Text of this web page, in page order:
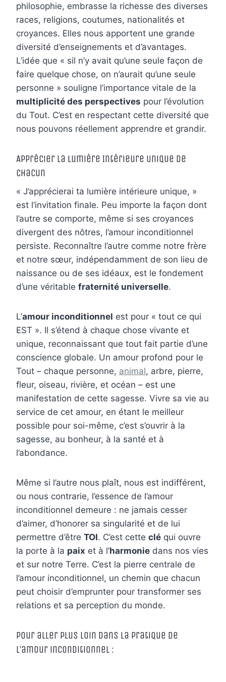
philosophie, embrasse la richesse des diverses
races, religions, coutumes, nationalités et
croyances. Elles nous apportent une grande
diversité d’enseignements et d’avantages.
L’idée que « sil n’y avait qu’une seule façon de
faire quelque chose, on n’aurait qu’une seule
personne » souligne l’importance vitale de la
multiplicité des perspectives pour l’évolution
du Tout. C’est en respectant cette diversité que
nous pouvons réellement apprendre et grandir.
Apprécier la Lumière Intérieure Unique de
Chacun
« J’apprécierai ta lumière intérieure unique, »
est l’invitation finale. Peu importe la façon dont
l’autre se comporte, même si ses croyances
divergent des nôtres, l’amour inconditionnel
persiste. Reconnaître l’autre comme notre frère
et notre sœur, indépendamment de son lieu de
naissance ou de ses idéaux, est le fondement
d’une véritable fraternité universelle.
L’amour inconditionnel est pour « tout ce qui
EST ». Il s’étend à chaque chose vivante et
unique, reconnaissant que tout fait partie d’une
conscience globale. Un amour profond pour le
Tout – chaque personne, animal, arbre, pierre,
fleur, oiseau, rivière, et océan – est une
manifestation de cette sagesse. Vivre sa vie au
service de cet amour, en étant le meilleur
possible pour soi-même, c’est s’ouvrir à la
sagesse, au bonheur, à la santé et à
l’abondance.
Même si l’autre nous plaît, nous est indifférent,
ou nous contrarie, l’essence de l’amour
inconditionnel demeure : ne jamais cesser
d’aimer, d’honorer sa singularité et de lui
permettre d’être TOI. C’est cette clé qui ouvre
la porte à la paix et à l’harmonie dans nos vies
et sur notre Terre. C’est la pierre centrale de
l’amour inconditionnel, un chemin que chacun
peut choisir d’emprunter pour transformer ses
relations et sa perception du monde.
Pour aller plus loin dans la pratique de
l’amour inconditionnel :